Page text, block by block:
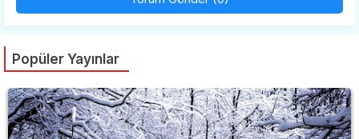
Popüler Yayınlar